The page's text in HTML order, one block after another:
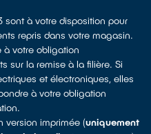
sont à votre disposition pour
repris dans votre magasin.
à votre obligation
sur la remise à la filière. Si
et électroniques, elles
à votre obligation
version imprimée (uniquement